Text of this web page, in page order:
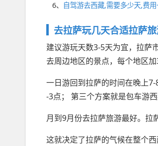
6、 自驾游去西藏,需要多少天,费
去拉萨玩几天合适拉萨
建议游玩天数3-5天为宜，拉萨
去周边地区的景点，每个地区
一日游回到拉萨的时间在晚上
-3点； 第三个方案就是包车游
月到9月份去拉萨旅游最好。拉
这就决定了拉萨的气候在整个